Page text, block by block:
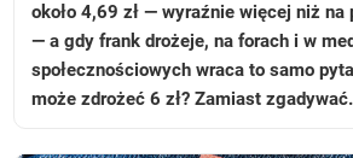
około 4,69 zł — wyraźnie więcej niż
— a gdy frank drożeje, na forach i w
społecznościowych wraca to samo
może zdrożeć 6 zł? Zamiast